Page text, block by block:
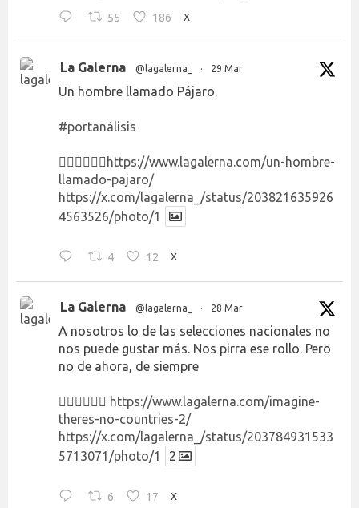
55 186 X
La Galerna @lagalerna_ · 29 Mar
Un hombre llamado Pájaro.
#portanálisis
👉🏻👉🏻👉🏻 https://www.lagalerna.com/un-hombre-
llamado-pajaro/
https://x.com/lagalerna_/status/203821635926
4563526/photo/1
4 12 X
La Galerna @lagalerna_ · 28 Mar
A nosotros lo de las selecciones nacionales no
nos puede gustar más. Nos pirra ese rollo. Pero
no de ahora, de siempre
👉🏻👉🏻👉🏻 https://www.lagalerna.com/imagine-
theres-no-countries-2/
https://x.com/lagalerna_/status/203784931533
5713071/photo/1
2
6 17 X